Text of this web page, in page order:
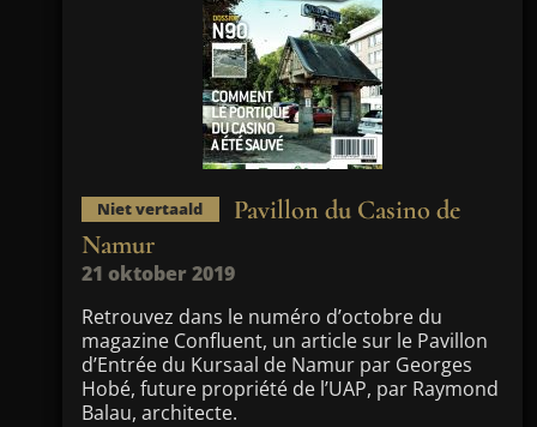
Niet vertaald
Pavillon du Casino de
Namur
21 oktober 2019
Retrouvez dans le numéro d’octobre du
magazine Confluent, un article sur le Pavillon
d’Entrée du Kursaal de Namur par Georges
Hobé, future propriété de l’UAP, par Raymond
Balau, architecte.